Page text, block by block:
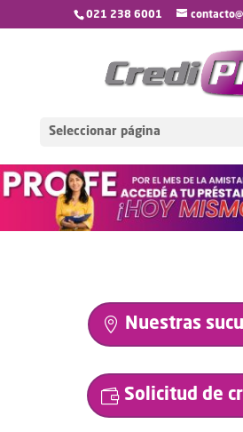
021 238 6001
Seleccionar página
Nuestras
Solicitud de